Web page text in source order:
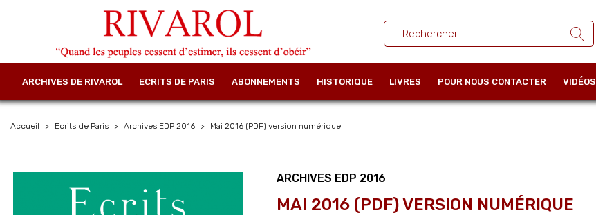
ARCHIVES DE RIVAROL ECRITS DE PARIS ABONNEMENTS HISTORIQUE LIVRES POUR NOUS CONTACTER VIDÉOS
Accueil Ecrits de Paris Archives EDP 2016 Mai 2016 (PDF) version numérique
ARCHIVES EDP 2016
MAI 2016 (PDF) VERSION NUMÉRIQUE